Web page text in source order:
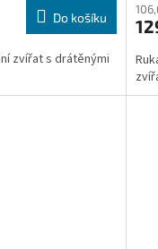
Do košíku
zvířat s drátěnými